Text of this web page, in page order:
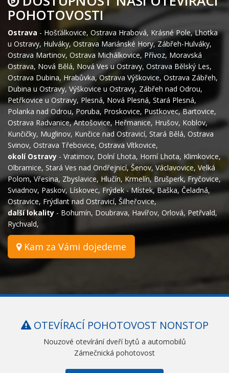
POHOTOVOSTI
Ostrava - Hošťálkovice, Ostrava Hrabová, Krásné Pole,Lhotka
u Ostravy, Hulváky, Ostrava Mariánské Hory,Zábřeh-Hulváky,
Ostrava Martinov, Ostrava Michálkovice, Přívoz, Moravská
Ostrava, Nová Bělá, Nová Ves u Ostravy, Ostrava Bělský Les,
Ostrava Dubina, Hrabůvka,Ostrava Výškovice, Ostrava Zábřeh,
Dubina u Ostravy, Výškovice u Ostravy, Zábřeh nad Odrou,
Petřkovice u Ostravy, Plesná, Nová Plesná, Stará Plesná,
Polanka nad Odrou, Poruba, Proskovice, Pustkovec,Bartovice,
Ostrava Radvanice,Antošovice, Heřmanice, Hrušov, Koblov,
Kunčičky, Muglinov, Kunčice nad Ostravicí, Stará Bělá, Ostrava
Svinov, Ostrava Třebovice, Ostrava Vítkovice,
okolí Ostravy - Vratimov, Dolní Lhota, Horní Lhota, Klimkovice,
Olbramice, Stará Ves nad Ondřejnicí,Šenov,Václavovice, Velká
Polom,Vřesina, Zbyslavice, Hlučín, Krmelín,Brušperk,Fryčovice,
Sviadnov, Paskov, Lískovec, Frýdek - Místek,Baška, Čeladná,
Ostravice, Frýdlant nad Ostravicí, Šilheřovice,
další lokality - Bohumín, Doubrava, Havířov, Orlová, Petřvald,
Rychvald,
Kam za Vámi dojedeme
OTEVÍRACÍ POHOTOVOST NONSTOP
Nouzové otevírání dveří bytů a automobilů
Zámečnická pohotovost